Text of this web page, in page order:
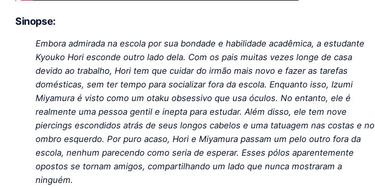
Sinopse:
Embora admirada na escola por sua bondade e habilidade acadêmica, a estudante
Kyouko Hori esconde outro lado dela. Com os pais muitas vezes longe de casa
devido ao trabalho, Hori tem que cuidar do irmão mais novo e fazer as tarefas
domésticas, sem ter tempo para socializar fora da escola. Enquanto isso, Izumi
Miyamura é visto como um otaku obsessivo que usa óculos. No entanto, ele é
realmente uma pessoa gentil e inepta para estudar. Além disso, ele tem nove
piercings escondidos atrás de seus longos cabelos e uma tatuagem nas costas e no
ombro esquerdo. Por puro acaso, Hori e Miyamura passam um pelo outro fora da
escola, nenhum parecendo como seria de esperar. Esses pólos aparentemente
opostos se tornam amigos, compartilhando um lado que nunca mostraram a
ninguém.